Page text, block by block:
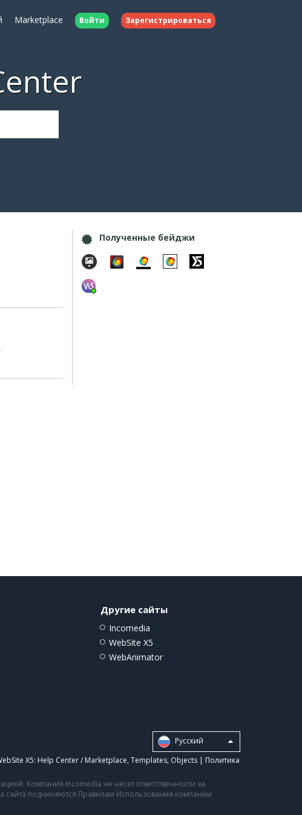
Marketplace Войти Зарегистрироваться
Полученные бейджи
Другие сайты
Incomedia
WebSite X5
WebAnimator
Pусский
X5: Help Center / Marketplace, Templates, Objects | Политика
Компания Incomedia не несет ответственности за
сайта подчиняются Правилам Использования компании